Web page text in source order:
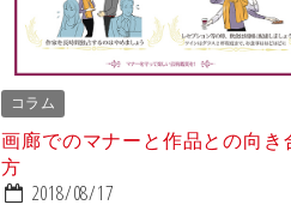
コラム
画廊でのマナーと作品との向き
方
2018/08/17